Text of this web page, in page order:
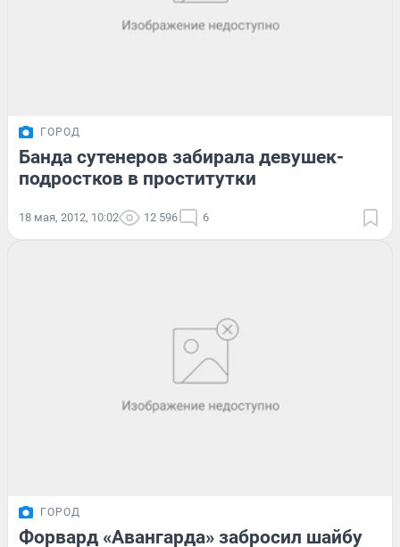
ГОРОД
Банда сутенеров забирала девушек-
подростков в проститутки
18 мая, 2012, 10:02 12 596 6
ГОРОД
Форвард «Авангарда» забросил шайбу